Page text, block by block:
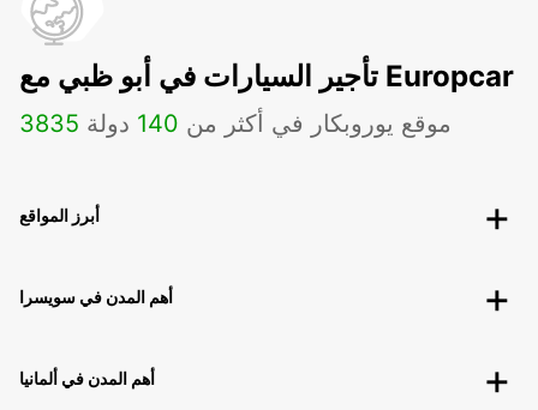
تأجير السيارات في أبو ظبي مع Europcar
3835 موقع يوروبكار في أكثر من 140 دولة
أبرز المواقع
أهم المدن في سويسرا
أهم المدن في ألمانيا